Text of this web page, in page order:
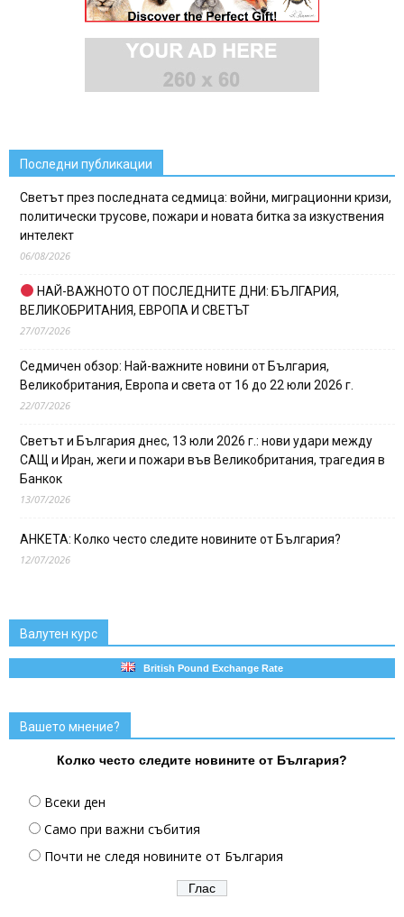
Последни публикации
Светът през последната седмица: войни, миграционни кризи,
политически трусове, пожари и новата битка за изкуствения
интелект
06/08/2026
НАЙ-ВАЖНОТО ОТ ПОСЛЕДНИТЕ ДНИ: БЪЛГАРИЯ,
ВЕЛИКОБРИТАНИЯ, ЕВРОПА И СВЕТЪТ
27/07/2026
Седмичен обзор: Най-важните новини от България,
Великобритания, Европа и света от 16 до 22 юли 2026 г.
22/07/2026
Светът и България днес, 13 юли 2026 г.: нови удари между
САЩ и Иран, жеги и пожари във Великобритания, трагедия в
Банкок
13/07/2026
АНКЕТА: Колко често следите новините от България?
12/07/2026
Валутен курс
British Pound Exchange Rate
Вашето мнение?
Колко често следите новините от България?
Всеки ден
Само при важни събития
Почти не следя новините от България